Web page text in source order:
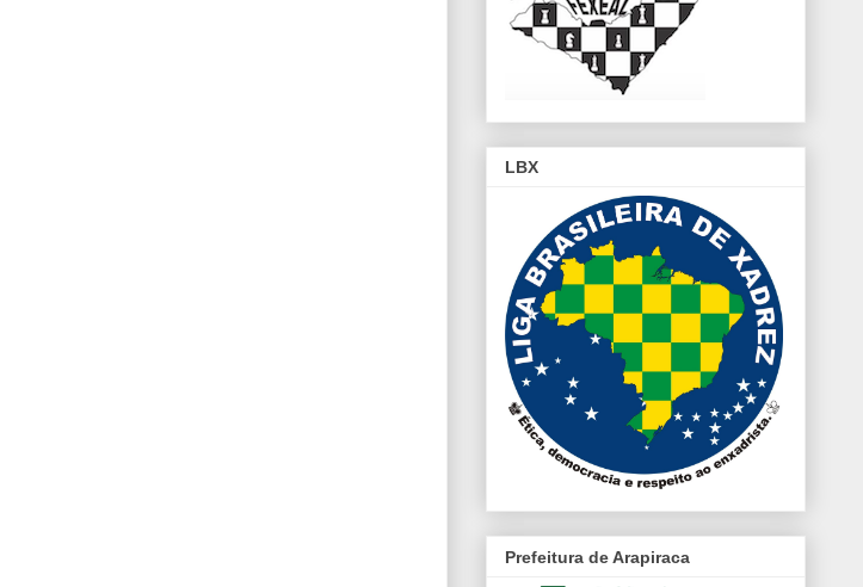
LBX
Prefeitura de Arapiraca